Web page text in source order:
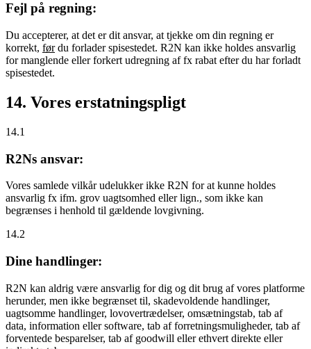
Fejl på regning:
Du accepterer, at det er dit ansvar, at tjekke om din regning er
korrekt, førdu forlader spisestedet. R2N kan ikke holdes ansvarlig
for manglende eller forkert udregning af fx rabat efter du har forladt
spisestedet.
14. Vores erstatningspligt
14.1
R2Ns ansvar:
Vores samlede vilkår udelukker ikke R2N for at kunne holdes
ansvarlig fx ifm. grov uagtsomhed eller lign., som ikke kan
begrænses i henhold til gældende lovgivning.
14.2
Dine handlinger:
R2N kan aldrig være ansvarlig for dig og dit brug af vores platforme
herunder, men ikke begrænset til, skadevoldende handlinger,
uagtsomme handlinger, lovovertrædelser, omsætningstab, tab af
data, information eller software, tab af forretningsmuligheder, tab af
forventede besparelser, tab af goodwill eller ethvert direkte eller